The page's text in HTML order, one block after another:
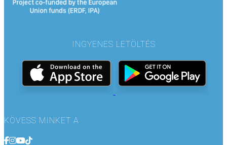
INGYENES LETÖLTÉS
KÖVESS MINKET A